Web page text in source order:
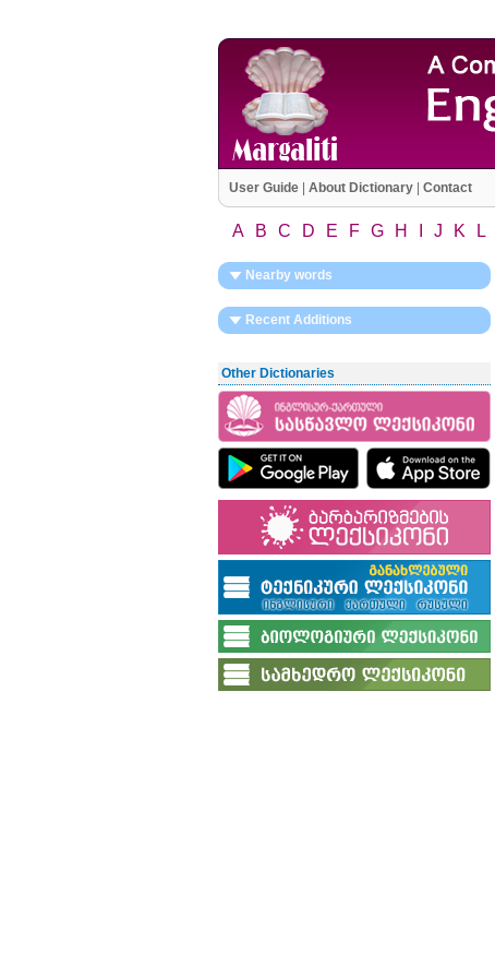
User Guide| About Dictionary| Contact
A B C D E F G H J K L
Nearby words
Recent Additions
Other Dictionaries